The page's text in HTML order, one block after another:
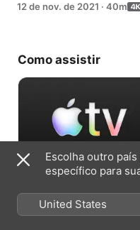
12 de nov. de 2021 · 40m
Como assistir
Escolha outro
específico para
United States